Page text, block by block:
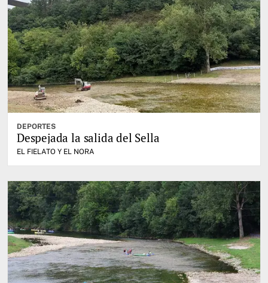
DEPORTES
Despejada la salida del Sella
EL FIELATO Y EL NORA